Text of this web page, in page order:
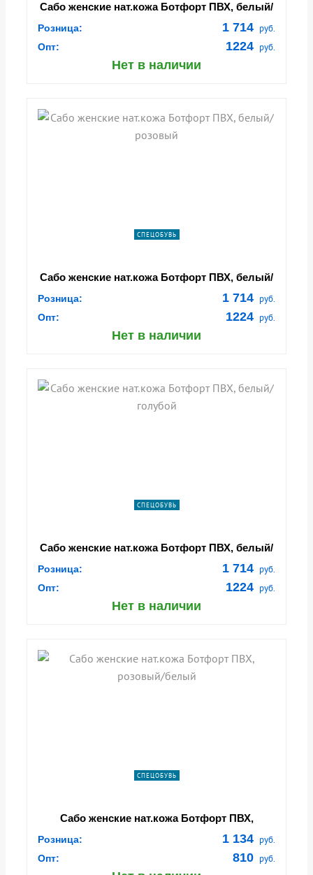
Сабо женские нат.кожа Ботфорт ПВХ, белый/
Розница: 1 714 руб.
Опт: 1224 руб.
Нет в наличии
СПЕЦОБУВЬ
Сабо женские нат.кожа Ботфорт ПВХ, белый/
Розница: 1 714 руб.
Опт: 1224 руб.
Нет в наличии
СПЕЦОБУВЬ
Сабо женские нат.кожа Ботфорт ПВХ, белый/
Розница: 1 714 руб.
Опт: 1224 руб.
Нет в наличии
СПЕЦОБУВЬ
Сабо женские нат.кожа Ботфорт ПВХ,
Розница: 1 134 руб.
Опт: 810 руб.